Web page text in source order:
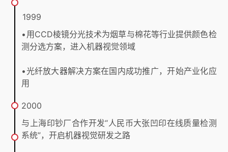
1999
•用CCD棱镜分光技术为烟草与棉花等行业提供颜色检
测分选方案，进入机器视觉领域
•光纤放大器解决方案在国内成功推广，开始产业化应
用
2000
与上海印钞厂合作开发“人民币大张凹印在线质量检测
系统”，开启机器视觉研发之路